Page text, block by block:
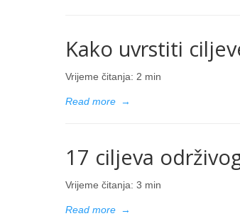
Kako uvrstiti
Vrijeme čitanja: 2 min
Read more →
17 ciljeva
Vrijeme čitanja: 3 min
Read more →